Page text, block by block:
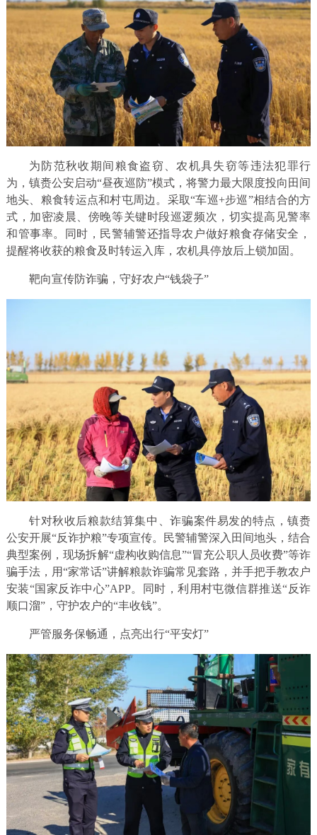
为防范秋收期间粮食盗窃、农机具失窃等违法犯罪行
为，镇赉公安启动“昼夜巡防”模式，将警力最大限度投向田间
地头、粮食转运点和村屯周边。采取“车巡+步巡”相结合的方
式，加密凌晨、傍晚等关键时段巡逻频次，切实提高见警率
和管事率。同时，民警辅警还指导农户做好粮食存储安全，
提醒将收获的粮食及时转运入库，农机具停放后上锁加固。
靶向宣传防诈骗，守好农户“钱袋子”
针对秋收后粮款结算集中、诈骗案件易发的特点，镇赉
公安开展“反诈护粮”专项宣传。民警辅警深入田间地头，结合
典型案例，现场拆解“虚构收购信息”“冒充公职人员收费”等诈
骗手法，用“家常话”讲解粮款诈骗常见套路，并手把手教农户
安装“国家反诈中心”APP。同时，利用村屯微信群推送“反诈
顺口溜”，守护农户的“丰收钱”。
严管服务保畅通，点亮出行“平安灯”